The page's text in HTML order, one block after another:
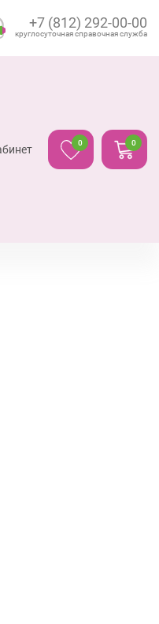
+7 (812) 292-00-00
круглосуточная справочная служба
0 0